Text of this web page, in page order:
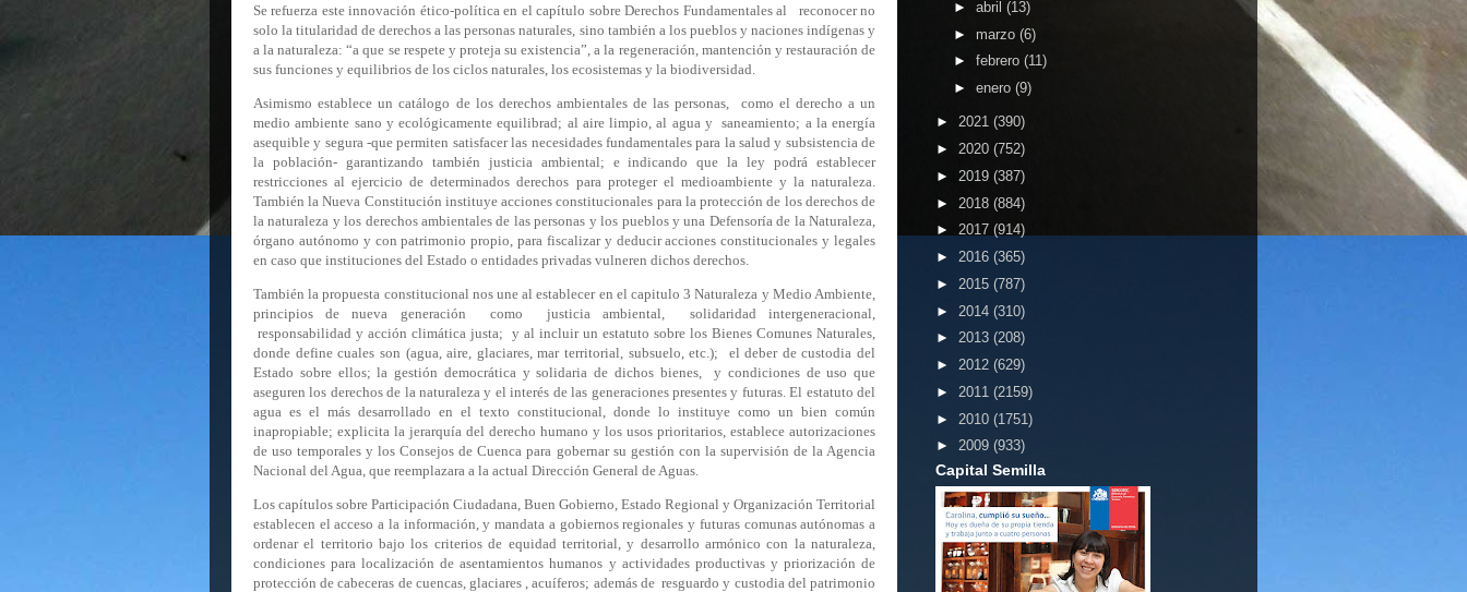
Se refuerza este innovación ético-política en el capítulo sobre Derechos Fundamentales al
reconocer no
solo la titularidad de derechos a las personas naturales, sino también a los pueblos y naciones indígenas y
a la naturaleza: “a que se respete y proteja su existencia”, a la regeneración, mantención y restauración de
sus funciones y equilibrios de los ciclos naturales, los ecosistemas y la biodiversidad.
Asimismo establece un catálogo de los derechos ambientales de las personas,
como el derecho a un
medio ambiente sano y ecológicamente equilibrad; al aire limpio, al agua y saneamiento; a la energía
asequible y segura -que permiten satisfacer las necesidades fundamentales para la salud y subsistencia de
la población- garantizando también justicia ambiental; e indicando que la ley podrá establecer
restricciones al ejercicio de determinados derechos para proteger el medioambiente y la naturaleza.
También la Nueva Constitución instituye acciones constitucionales para la protección de los derechos de
la naturaleza y los derechos ambientales de las personas y los pueblos y una Defensoría de la Naturaleza,
órgano autónomo y con patrimonio propio, para fiscalizar y deducir acciones constitucionales y legales
en caso que instituciones del Estado o entidades privadas vulneren dichos derechos.
También la propuesta constitucional nos une al establecer en el capitulo 3 Naturaleza y Medio Ambiente,
principios de nueva generación
como justicia ambiental,
solidaridad intergeneracional,
responsabilidad y acción climática justa; y al incluir un estatuto sobre los Bienes Comunes Naturales,
donde define cuales son (agua, aire, glaciares, mar territorial, subsuelo, etc.);
el deber de custodia del
Estado sobre ellos; la gestión democrática y solidaria de dichos bienes,
y condiciones de uso que
aseguren los derechos de la naturaleza y el interés de las generaciones presentes y futuras. El estatuto del
agua es el más desarrollado en el texto constitucional, donde lo instituye como un bien común
inapropiable; explicita la jerarquía del derecho humano y los usos prioritarios, establece autorizaciones
de uso temporales y los Consejos de Cuenca para gobernar su gestión con la supervisión de la Agencia
Nacional del Agua, que reemplazara a la actual Dirección General de Aguas.
Los capítulos sobre Participación Ciudadana, Buen Gobierno, Estado Regional y Organización Territorial
establecen el acceso a la información, y mandata a gobiernos regionales y futuras comunas autónomas a
ordenar el territorio bajo los criterios de equidad territorial, y desarrollo armónico con la naturaleza,
condiciones para localización de asentamientos humanos y actividades productivas y priorización de
protección de cabeceras de cuencas, glaciares , acuíferos; además de resguardo y custodia del patrimonio
► abril (13)
► marzo (6)
► febrero (11)
► enero (9)
► 2021 (390)
► 2020 (752)
► 2019 (387)
► 2018 (884)
► 2017 (914)
► 2016 (365)
► 2015 (787)
► 2014 (310)
► 2013 (208)
► 2012 (629)
► 2011 (2159)
► 2010 (1751)
► 2009 (933)
Capital Semilla